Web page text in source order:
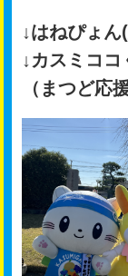
↓はね
↓カスミコ
（まつど応